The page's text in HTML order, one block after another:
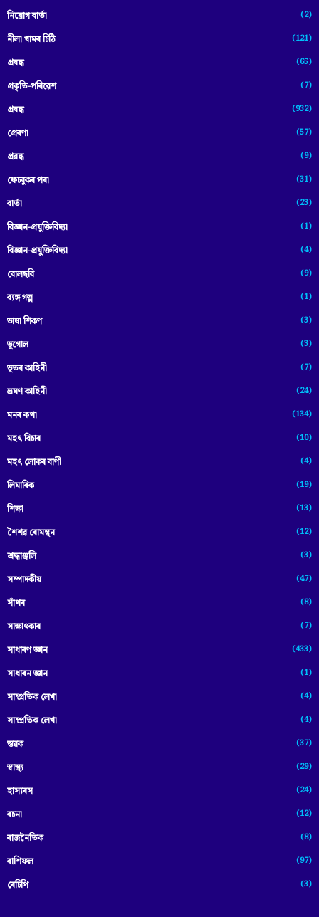
নিয়োগ বাৰ্তা (2)
নীলা খামৰ চিঠি (121)
প্রবন্ধ (65)
প্ৰকৃতি-পৰিৱেশ (7)
প্ৰবন্ধ (932)
প্ৰেৰণা (57)
প্ৰৱন্ধ (9)
ফেচবুকৰ পৰা (31)
বাৰ্তা (23)
বিজ্ঞান-প্রযুক্তিবিদ্যা (1)
বিজ্ঞান-প্ৰযুক্তিবিদ্যা (4)
বোলছবি (9)
ব্যঙ্গ গল্প (1)
ভাষা শিকণ (3)
ভূগোল (3)
ভূতৰ কাহিনী (7)
ভ্ৰমণ কাহিনী (24)
মনৰ কথা (134)
মহৎ বিচাৰ (10)
মহৎ লোকৰ বাণী (4)
লিমাৰিক (19)
শিক্ষা (13)
শৈশৱ ৰোমন্থন (12)
শ্ৰদ্ধাঞ্জলি (3)
সম্পাদকীয় (47)
সাঁথৰ (8)
সাক্ষাৎকাৰ (7)
সাধাৰণ জ্ঞান (433)
সাধাৰন জ্ঞান (1)
সাম্প্রতিক লেখা (4)
সাম্প্ৰতিক লেখা (4)
স্তৱক (37)
স্বাস্থ্য (29)
হাস্যৰস (24)
ৰচনা (12)
ৰাজনৈতিক (8)
ৰাশিফল (97)
ৰেচিপি (3)